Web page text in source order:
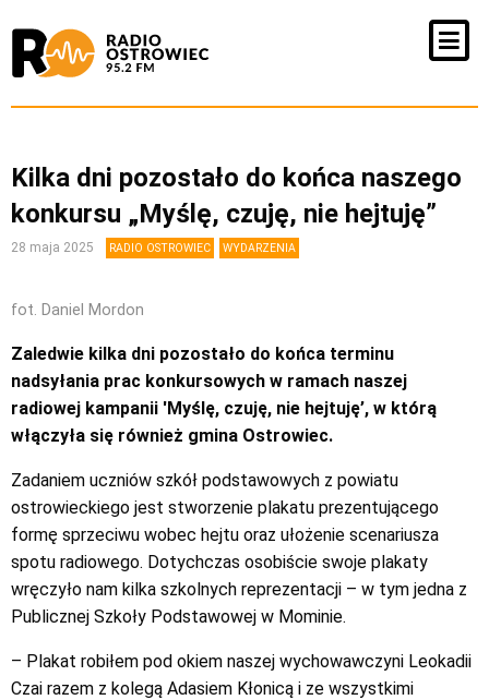
Kilka dni pozostało do końca naszego
konkursu „Myślę, czuję, nie hejtuję”
28 maja 2025 RADIO OSTROWIEC WYDARZENIA
fot. Daniel Mordon
Zaledwie kilka dni pozostało do końca terminu
nadsyłania prac konkursowych w ramach naszej
radiowej kampanii 'Myślę, czuję, nie hejtuję’, w którą
włączyła się również gmina Ostrowiec.
Zadaniem uczniów szkół podstawowych z powiatu
ostrowieckiego jest stworzenie plakatu prezentującego
formę sprzeciwu wobec hejtu oraz ułożenie scenariusza
spotu radiowego. Dotychczas osobiście swoje plakaty
wręczyło nam kilka szkolnych reprezentacji – w tym jedna z
Publicznej Szkoły Podstawowej w Mominie.
– Plakat robiłem pod okiem naszej wychowawczyni Leokadii
Czai razem z kolegą Adasiem Kłonicą i ze wszystkimi